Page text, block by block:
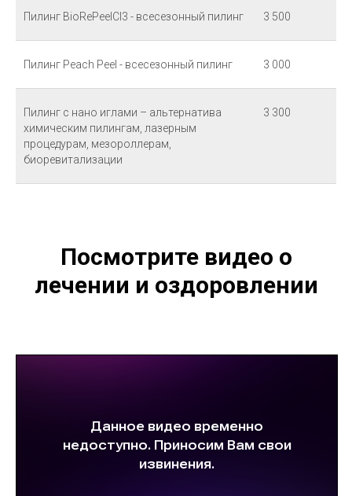
Пилинг BioRePeelCl3 - всесезонный пилинг 3 500
Пилинг Peach Peel - всесезонный пилинг 3 000
Пилинг с нано иглами – альтернатива
химическим пилингам, лазерным
процедурам, мезороллерам,
биоревитализации
3 300
Посмотрите видео о
лечении и оздоровлении